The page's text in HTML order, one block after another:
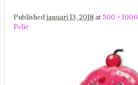
Publishedjanuari 13, 2018 at500 × 1000
Folie